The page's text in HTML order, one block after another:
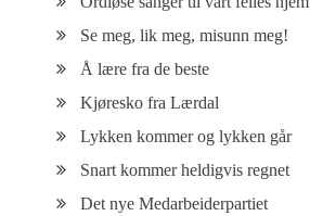
Se meg, lik meg, misunn meg!
Å lære fra de beste
Kjøresko fra Lærdal
Lykken kommer og lykken går
Snart kommer heldigvis regnet
Det nye Medarbeiderpartiet